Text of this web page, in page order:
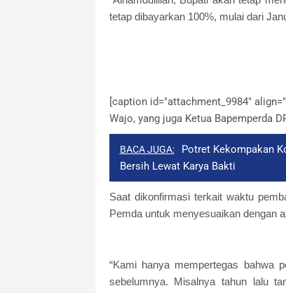
tetap dibayarkan 100%, mulai dari
[caption id="attachment_9984"
Wajo, yang juga Ketua Bapemperda
BACA JUGA:
Potret Kekompakan
Bersih Lewat Karya Bakti
Saat dikonfirmasi terkait waktu
Pemda untuk menyesuaikan dengan
“Kami hanya mempertegas bahwa
sebelumnya. Misalnya tahun lalu